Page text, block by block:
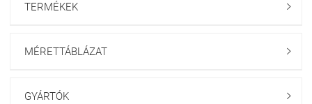
TERMÉKEK 
MÉRETTÁBLÁZAT 
GYÁRTÓK 